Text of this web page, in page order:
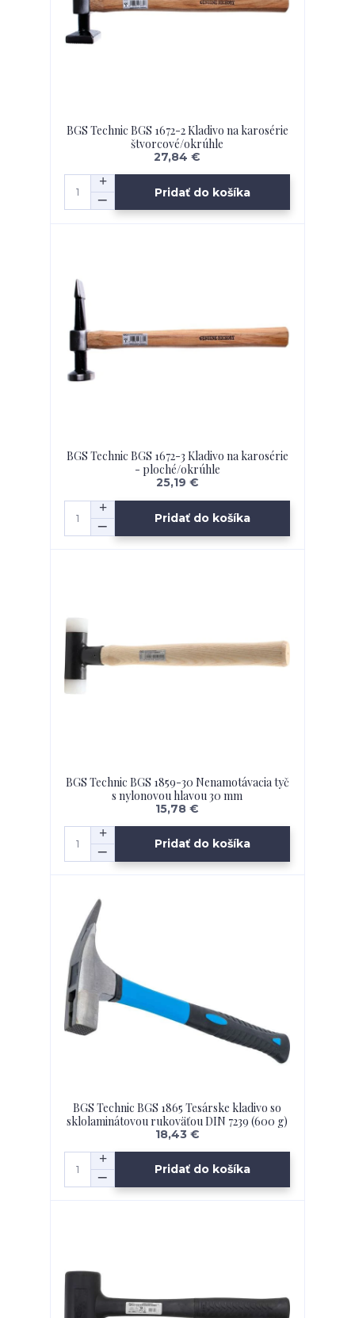
BGS Technic BGS 1672-2 Kladivo na karosérie
štvorcové/okrúhle
27,84 €
Pridať do košíka
BGS Technic BGS 1672-3 Kladivo na karosérie
- ploché/okrúhle
25,19 €
Pridať do košíka
BGS Technic BGS 1859-30 Nenamotávacia tyč
s nylonovou hlavou 30 mm
15,78 €
Pridať do košíka
BGS Technic BGS 1865 Tesárske kladivo so
sklolaminátovou rukoväťou DIN 7239 (600 g)
18,43 €
Pridať do košíka